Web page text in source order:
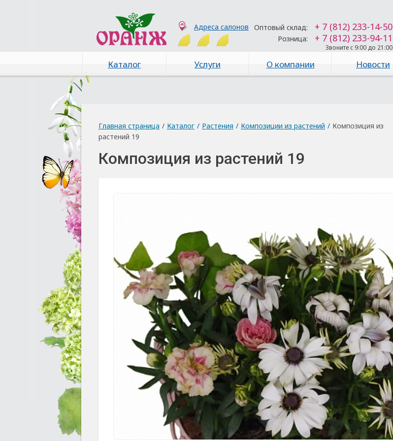
Адреса салонов Оптовый склад: + 7 (812) 233-14-50
Розница: + 7 (812) 233-94-11
Звоните с 9:00 до 21:00
Каталог Услуги О компании Новости
Главная страница / Каталог / Растения / Композиции из растений / Композиция из
растений 19
Композиция из растений 19